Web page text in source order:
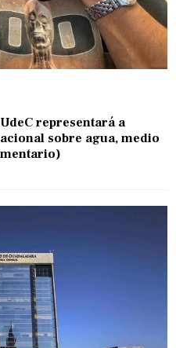
representará a
sobre agua, medio